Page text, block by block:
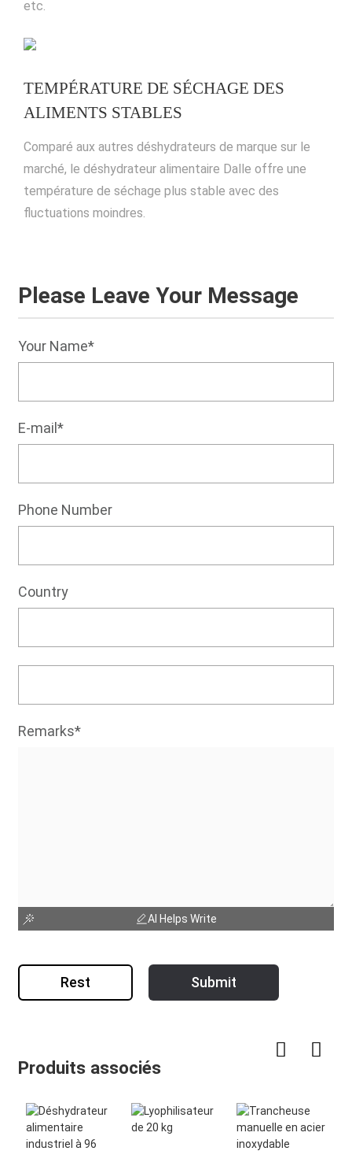
etc.
TEMPÉRATURE DE SÉCHAGE DES
ALIMENTS STABLES
Comparé aux autres déshydrateurs de marque sur le
marché, le déshydrateur alimentaire Dalle offre une
température de séchage plus stable avec des
fluctuations moindres.
Please Leave Your Message
Your Name*
E-mail*
Phone Number
Country
Remarks*
AI Helps Write
Rest Submit
Produits associés